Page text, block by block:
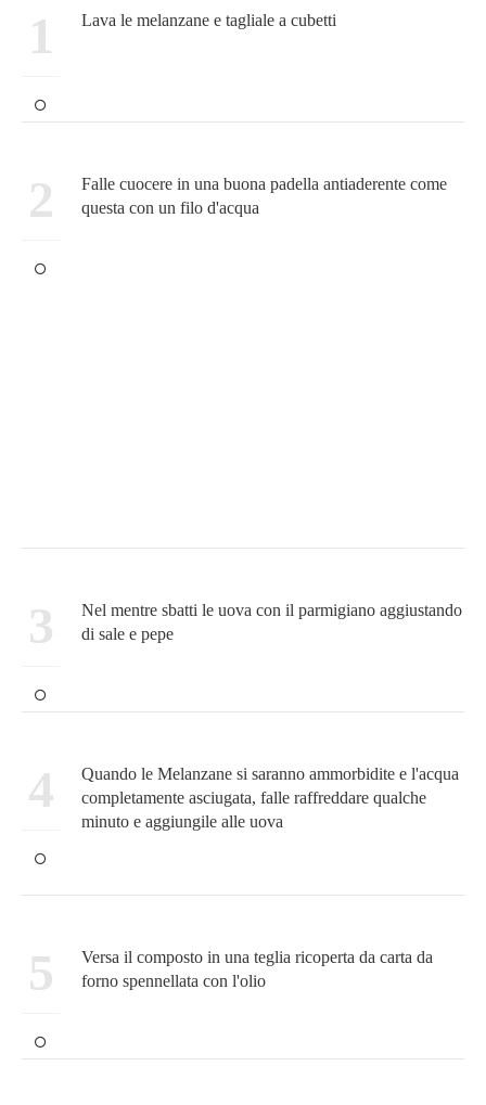
1 Lava le melanzane e tagliale a cubetti
2
Falle cuocere in una buona padella antiaderente come
questa con un filo d'acqua
3
Nel mentre sbatti le uova con il parmigiano aggiustando
di sale e pepe
4
Quando le Melanzane si saranno ammorbidite e l'acqua
completamente asciugata, falle raffreddare qualche
minuto e aggiungile alle uova
5
Versa il composto in una teglia ricoperta da carta da
forno spennellata con l'olio